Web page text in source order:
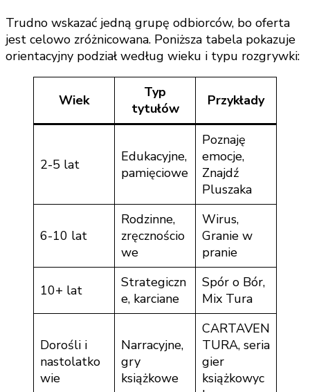
Trudno wskazać jedną grupę odbiorców, bo oferta
jest celowo zróżnicowana. Poniższa tabela pokazuje
orientacyjny podział według wieku i typu rozgrywki:
Wiek
Typ
tytułów
Przykłady
2-5 lat
Edukacyjne,
pamięciowe
Poznaję
emocje,
Znajdź
Pluszaka
6-10 lat
Rodzinne,
zręcznościo
we
Wirus,
Granie w
pranie
10+ lat
Strategiczn
e, karciane
Spór o Bór,
Mix Tura
Dorośli i
nastolatko
wie
Narracyjne,
gry
książkowe
CARTAVEN
TURA, seria
gier
książkowyc